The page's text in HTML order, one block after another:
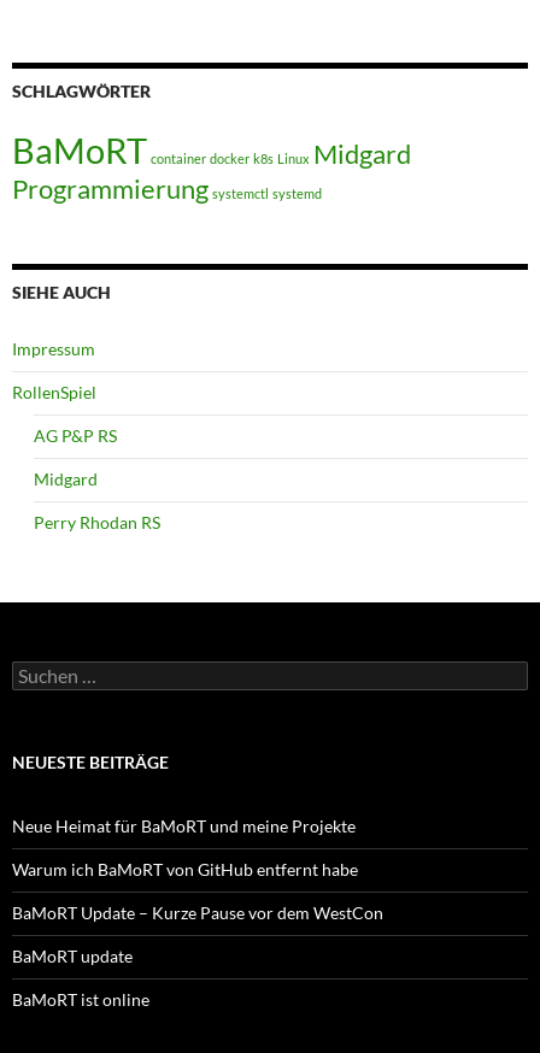
SCHLAGWÖRTER
BaMoRT container docker k8s Linux Midgard
Programmierung systemctl systemd
SIEHE AUCH
Impressum
RollenSpiel
AG P&P RS
Midgard
Perry Rhodan RS
Suchen
nach:
NEUESTE BEITRÄGE
Neue Heimat für BaMoRT und meine Projekte
Warum ich BaMoRT von GitHub entfernt habe
BaMoRT Update – Kurze Pause vor dem WestCon
BaMoRT update
BaMoRT ist online